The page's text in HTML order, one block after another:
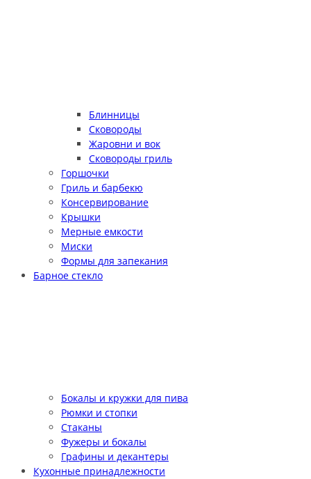
Блинницы
Сковороды
Жаровни и вок
Сковороды гриль
Горшочки
Гриль и барбекю
Консервирование
Крышки
Мерные емкости
Миски
Формы для запекания
Барное стекло
Бокалы и кружки для пива
Рюмки и стопки
Стаканы
Фужеры и бокалы
Графины и декантеры
Кухонные принадлежности